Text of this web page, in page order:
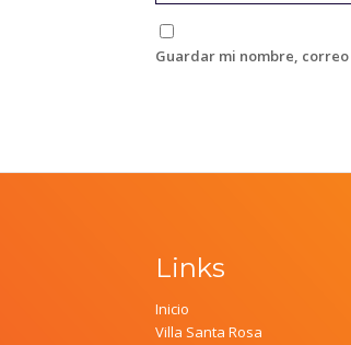
Guardar mi nombre,
Links
Inicio
Villa Santa Rosa